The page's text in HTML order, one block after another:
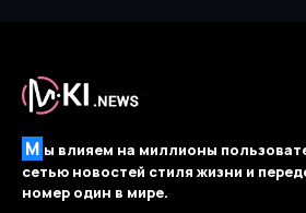
М ы влияем на миллионы
сетью новостей стиля жизни и
номер один в мире.